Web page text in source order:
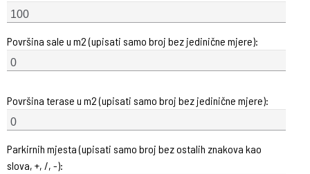
Površina sale u m2 (upisati samo broj bez jedinične mjere):
Površina terase u m2 (upisati samo broj bez jedinične mjere):
Parkirnih mjesta (upisati samo broj bez ostalih znakova kao
slova, +, /, -):